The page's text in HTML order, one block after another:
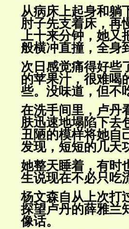
从病床上起身和躺
肘子先支着床，再
上十来分钟，她又
般横冲直撞， 全身
次日感觉痛得好些
的苹果汁，很难喝
些。没味道，但不
在洗手间里，卢丹
肤迅速地塌陷下去
丑陋的模样将她自
发现，短短的几天
她整天睡着，有时
生说现在不必只吃
杨文森自从上次打
探望卢丹的薛雅兰
像话。